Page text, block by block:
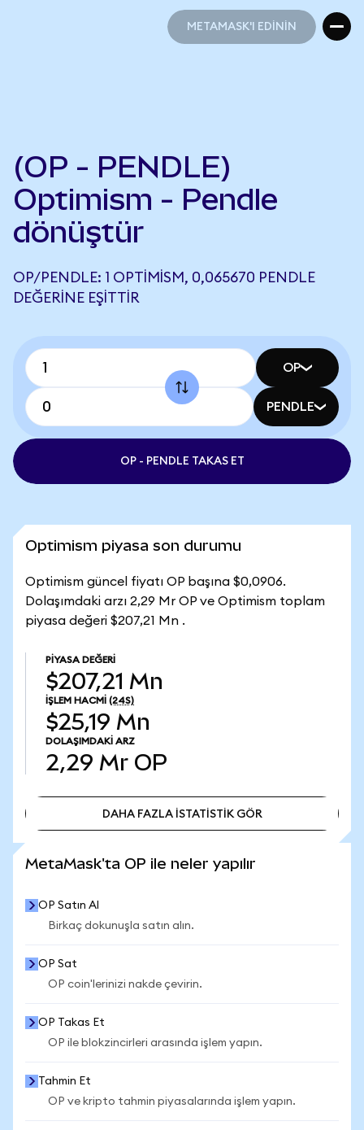
METAMASK'I EDİNİN
(OP - PENDLE)
Optimism - Pendle
dönüştür
OP/PENDLE: 1 OPTIMISM, 0,065670 PENDLE
DEĞERINE EŞITTIR
OP
PENDLE
OP - PENDLE TAKAS ET
Optimism piyasa son durumu
Optimism güncel fiyatı OP başına $0,0906.
Dolaşımdaki arzı 2,29 Mr OP ve Optimism toplam
piyasa değeri $207,21 Mn .
PIYASA DEĞERI
$207,21 Mn
İŞLEM HACMI (24S)
$25,19 Mn
DOLAŞIMDAKI ARZ
2,29 Mr OP
DAHA FAZLA İSTATİSTİK GÖR
MetaMask'ta OP ile neler yapılır
OP Satın Al
Birkaç dokunuşla satın alın.
OP Sat
OP coin'lerinizi nakde çevirin.
OP Takas Et
OP ile blokzincirleri arasında işlem yapın.
Tahmin Et
OP ve kripto tahmin piyasalarında işlem yapın.